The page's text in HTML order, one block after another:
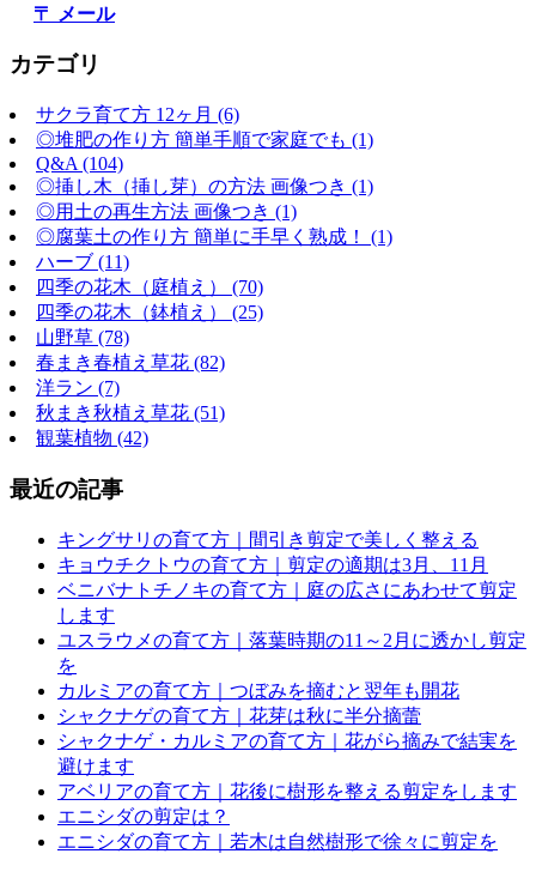
〒 メール
カテゴリ
サクラ育て方 12ヶ月 (6)
◎堆肥の作り方 簡単手順で家庭でも (1)
Q&A (104)
◎挿し木（挿し芽）の方法 画像つき (1)
◎用土の再生方法 画像つき (1)
◎腐葉土の作り方 簡単に手早く熟成！ (1)
ハーブ (11)
四季の花木（庭植え） (70)
四季の花木（鉢植え） (25)
山野草 (78)
春まき春植え草花 (82)
洋ラン (7)
秋まき秋植え草花 (51)
観葉植物 (42)
最近の記事
キングサリの育て方｜間引き剪定で美しく整える
キョウチクトウの育て方｜剪定の適期は3月、11月
ベニバナトチノキの育て方｜庭の広さにあわせて剪定
します
ユスラウメの育て方｜落葉時期の11～2月に透かし剪定
を
カルミアの育て方｜つぼみを摘むと翌年も開花
シャクナゲの育て方｜花芽は秋に半分摘蕾
シャクナゲ・カルミアの育て方｜花がら摘みで結実を
避けます
アベリアの育て方｜花後に樹形を整える剪定をします
エニシダの剪定は？
エニシダの育て方｜若木は自然樹形で徐々に剪定を